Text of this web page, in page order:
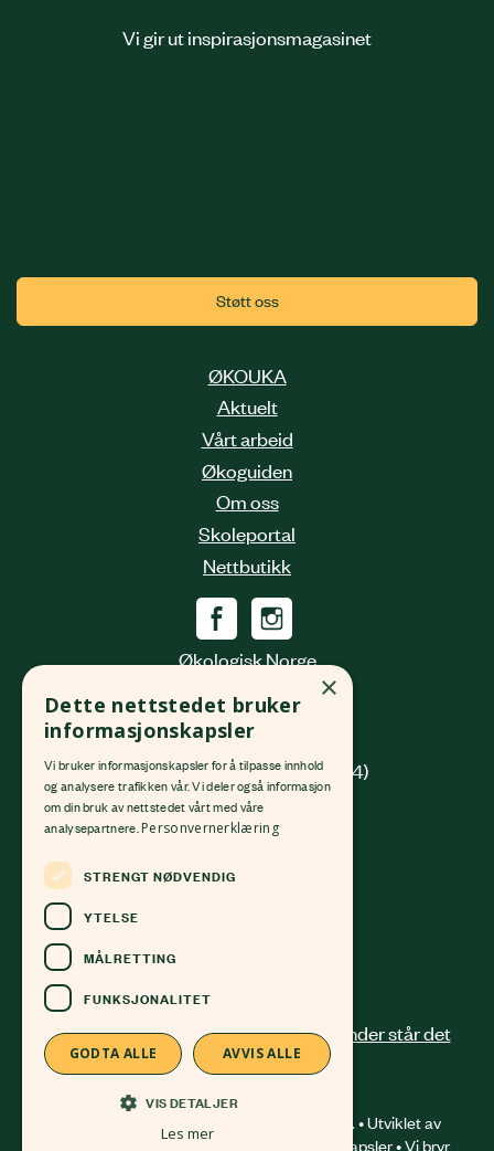
Vi gir ut inspirasjonsmagasinet
Støtt oss
ØKOUKA
Aktuelt
Vårt arbeid
Økoguiden
Om oss
Skoleportal
Nettbutikk
Økologisk Norge
0190 Oslo
(innkjøring fra Platous gate 14)
Org. nr.982 512 069
4213 58 81168
24 12 41 00
© 2026 Økologisk Norge. All right reserved. • Utviklet av
•Om bruk av informasjonskapsler•Vi bryr
×
Dette nettstedet bruker
informasjonskapsler
Vi bruker informasjonskapsler for å tilpasse innhold
og analysere trafikken vår. Vi deler også informasjon
om din bruk av nettstedet vårt med våre
analysepartnere.Personvernerklæring
STRENGT NØDVENDIG
YTELSE
MÅLRETTING
FUNKSJONALITET
GODTA ALLE AVVIS ALLE
VIS DETALJER
Les mer